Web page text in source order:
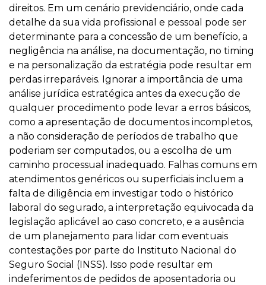
direitos. Em um cenário previdenciário, onde cada
detalhe da sua vida profissional e pessoal pode ser
determinante para a concessão de um benefício, a
negligência na análise, na documentação, no timing
e na personalização da estratégia pode resultar em
perdas irreparáveis. Ignorar a importância de uma
análise jurídica estratégica antes da execução de
qualquer procedimento pode levar a erros básicos,
como a apresentação de documentos incompletos,
a não consideração de períodos de trabalho que
poderiam ser computados, ou a escolha de um
caminho processual inadequado. Falhas comuns em
atendimentos genéricos ou superficiais incluem a
falta de diligência em investigar todo o histórico
laboral do segurado, a interpretação equivocada da
legislação aplicável ao caso concreto, e a ausência
de um planejamento para lidar com eventuais
contestações por parte do Instituto Nacional do
Seguro Social (INSS). Isso pode resultar em
indeferimentos de pedidos de aposentadoria ou